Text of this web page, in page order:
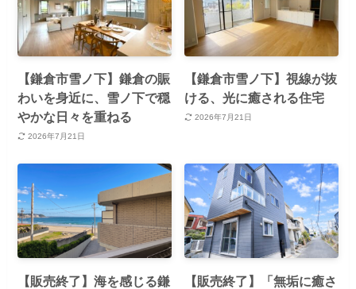
【鎌倉市雪ノ下】鎌倉の賑
わいを身近に、雪ノ下で穏
やかな日々を重ねる
2026年7月21日
【鎌倉市雪ノ下】視線が抜
ける、光に癒される住宅
2026年7月21日
【販売終了】海を感じる鎌
【販売終了】「無垢に癒さ